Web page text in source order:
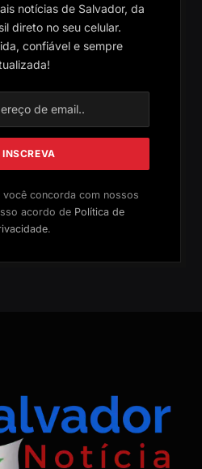
notícias de Salvador, da
direto no seu celular.
confiável e sempre
você concorda com nossos
acordo de Política de
.